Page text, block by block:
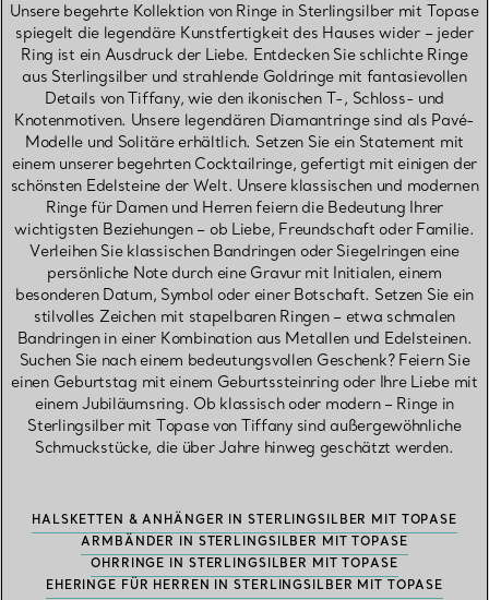
Unsere begehrte Kollektion von Ringe in Sterlingsilber mit Topase
spiegelt die legendäre Kunstfertigkeit des Hauses wider – jeder
Ring ist ein Ausdruck der Liebe. Entdecken Sie schlichte Ringe
aus Sterlingsilber und strahlende Goldringe mit fantasievollen
Details von Tiffany, wie den ikonischen T-, Schloss- und
Knotenmotiven. Unsere legendären Diamantringe sind als Pavé-
Modelle und Solitäre erhältlich. Setzen Sie ein Statement mit
einem unserer begehrten Cocktailringe, gefertigt mit einigen der
schönsten Edelsteine der Welt. Unsere klassischen und modernen
Ringe für Damen und Herren feiern die Bedeutung Ihrer
wichtigsten Beziehungen – ob Liebe, Freundschaft oder Familie.
Verleihen Sie klassischen Bandringen oder Siegelringen eine
persönliche Note durch eine Gravur mit Initialen, einem
besonderen Datum, Symbol oder einer Botschaft. Setzen Sie ein
stilvolles Zeichen mit stapelbaren Ringen – etwa schmalen
Bandringen in einer Kombination aus Metallen und Edelsteinen.
Suchen Sie nach einem bedeutungsvollen Geschenk? Feiern Sie
einen Geburtstag mit einem Geburtssteinring oder Ihre Liebe mit
einem Jubiläumsring. Ob klassisch oder modern – Ringe in
Sterlingsilber mit Topase von Tiffany sind außergewöhnliche
Schmuckstücke, die über Jahre hinweg geschätzt werden.
HALSKETTEN & ANHÄNGER IN STERLINGSILBER MIT TOPASE
ARMBÄNDER IN STERLINGSILBER MIT TOPASE
OHRRINGE IN STERLINGSILBER MIT TOPASE
EHERINGE FÜR HERREN IN STERLINGSILBER MIT TOPASE